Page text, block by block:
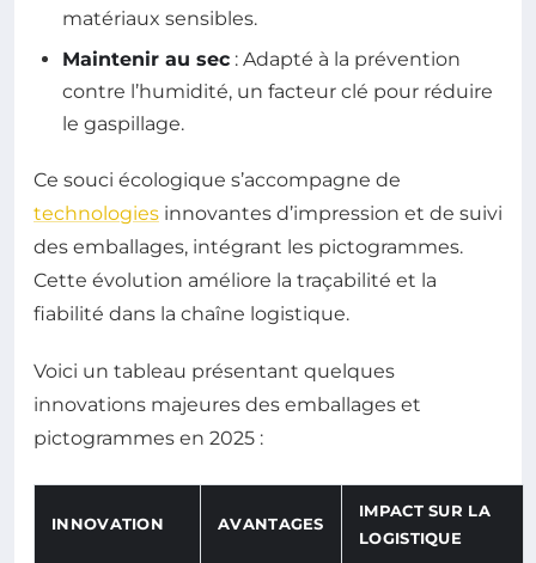
matériaux sensibles.
Maintenir au sec : Adapté à la prévention
contre l’humidité, un facteur clé pour réduire
le gaspillage.
Ce souci écologique s’accompagne de
technologies innovantes d’impression et de suivi
des emballages, intégrant les pictogrammes.
Cette évolution améliore la traçabilité et la
fiabilité dans la chaîne logistique.
Voici un tableau présentant quelques
innovations majeures des emballages et
pictogrammes en 2025 :
INNOVATION AVANTAGES
IMPACT SUR LA
LOGISTIQUE